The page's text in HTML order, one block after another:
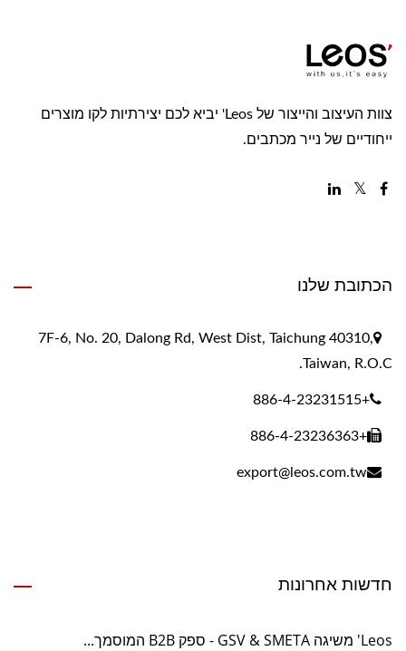
צוות העיצוב והייצור של Leos' יביא לכם יצירתיות לקו מוצרים
ייחודיים של נייר מכתבים.
הכתובת שלנו
7F-6, No. 20, Dalong Rd, West Dist, Taichung 40310,
Taiwan, R.O.C.
+886-4-23231515
+886-4-23236363
export@leos.com.tw
חדשות אחרונות
Leos' משיגה GSV & SMETA - ספק B2B המוסמך...